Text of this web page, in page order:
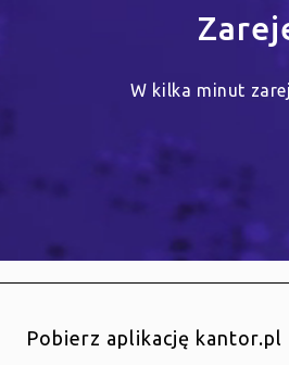
W kilka minut
Pobierz aplikację kantor.pl